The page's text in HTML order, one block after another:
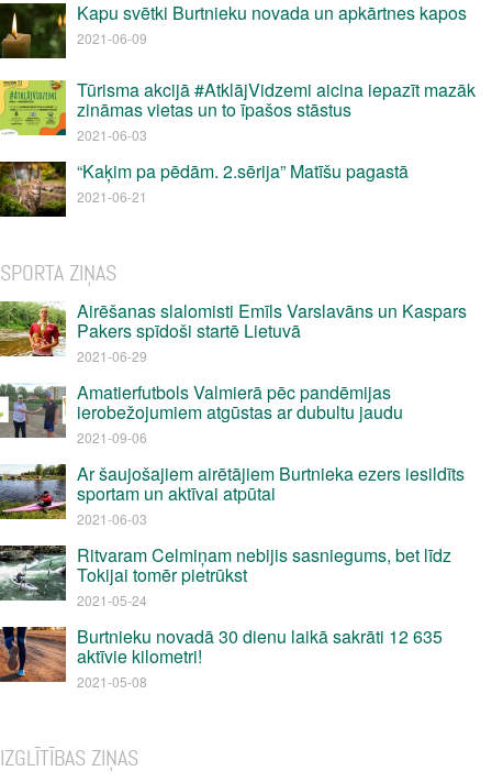
Kapu svētki Burtnieku novada un apkārtnes kapos
2021-06-09
Tūrisma akcijā #AtklājVidzemi aicina iepazīt mazāk
zināmas vietas un to īpašos stāstus
2021-06-03
“Kaķim pa pēdām. 2.sērija” Matīšu pagastā
2021-06-21
SPORTA ZIŅAS
Airēšanas slalomisti Emīls Varslavāns un Kaspars
Pakers spīdoši startē Lietuvā
2021-06-29
Amatierfutbols Valmierā pēc pandēmijas
ierobežojumiem atgūstas ar dubultu jaudu
2021-09-06
Ar šaujošajiem airētājiem Burtnieka ezers iesildīts
sportam un aktīvai atpūtai
2021-06-03
Ritvaram Celmiņam nebijis sasniegums, bet līdz
Tokijai tomēr pietrūkst
2021-05-24
Burtnieku novadā 30 dienu laikā sakrāti 12 635
aktīvie kilometri!
2021-05-08
IZGLĪTĪBAS ZIŅAS